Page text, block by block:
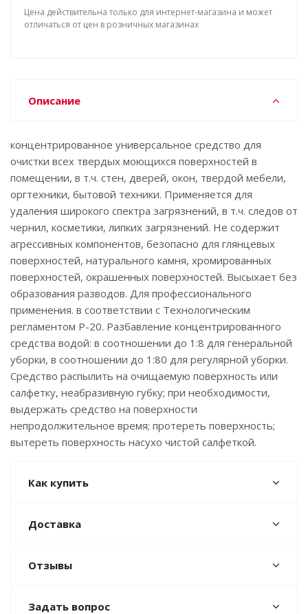
Цена действительна только для интернет-магазина и может
отличаться от цен в розничных магазинах
Описание
концентрированное универсальное средство для
очистки всех твердых моющихся поверхностей в
помещении, в т.ч. стен, дверей, окон, твердой мебели,
оргтехники, бытовой техники. Применяется для
удаления широкого спектра загрязнений, в т.ч. следов от
чернил, косметики, липких загрязнений. Не содержит
агрессивных компонентов, безопасно для глянцевых
поверхностей, натурального камня, хромированных
поверхностей, окрашенных поверхностей. Высыхает без
образования разводов. Для профессионального
применения. в соответствии с Технологическим
регламентом Р-20. Разбавление концентрированного
средства водой: в соотношении до 1:8 для генеральной
уборки, в соотношении до 1:80 для регулярной уборки.
Средство распылить на очищаемую поверхность или
салфетку, неабразивную губку; при необходимости,
выдержать средство на поверхности
непродолжительное время; протереть поверхность;
вытереть поверхность насухо чистой салфеткой.
Как купить
Доставка
Отзывы
Задать вопрос